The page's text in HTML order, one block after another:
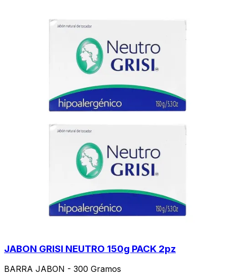
JABON GRISI NEUTRO 150g PACK 2pz
BARRA JABON - 300 Gramos